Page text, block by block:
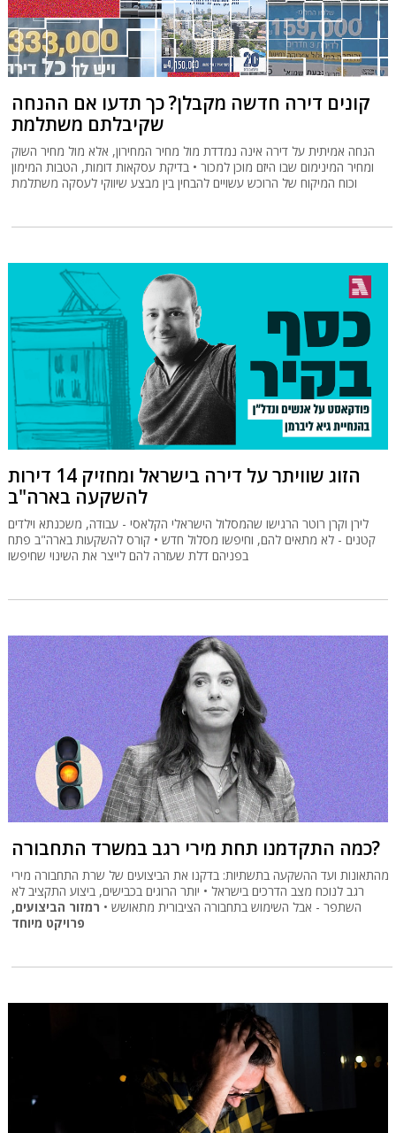
קונים דירה חדשה מקבלן? כך תדעו אם ההנחה
שקיבלתם משתלמת
הנחה אמיתית על דירה אינה נמדדת מול מחיר המחירון, אלא מול מחיר השוק
ומחיר המינימום שבו היזם מוכן למכור • בדיקת עסקאות דומות, הטבות המימון
וכוח המיקוח של הרוכש עשויים להבחין בין מבצע שיווקי לעסקה משתלמת
הזוג שוויתר על דירה בישראל ומחזיק 14 דירות
להשקעה בארה"ב
לירן וקרן רוטר הרגישו שהמסלול הישראלי הקלאסי - עבודה, משכנתא וילדים
קטנים - לא מתאים להם, וחיפשו מסלול חדש • קורס להשקעות בארה"ב פתח
בפניהם דלת שעזרה להם לייצר את השינוי שחיפשו
כמה התקדמנו תחת מירי רגב במשרד התחבורה?
מהתאונות ועד ההשקעה בתשתיות: בדקנו את הביצועים של שרת התחבורה מירי
רגב לנוכח מצב הדרכים בישראל • יותר הרוגים בכבישים, ביצוע התקציב לא
השתפר - אבל השימוש בתחבורה הציבורית מתאושש • רמזור הביצועים,
פרויקט מיוחד